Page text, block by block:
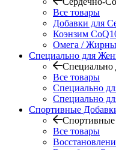
Все товары
Добавки для
Коэнзим
Омега /
Специально для
Все товары
Специально
Специально
Спортивные
Все товары